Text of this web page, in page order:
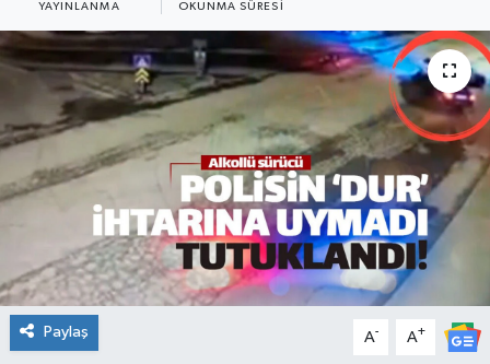
YAYINLANMA OKUNMA SÜRESI
Paylaş A- A+
KULTUR-SANAT
MAGAZİN
MEDYA
OTOMOBİL
ÖZEL HABER
POLİTİKA